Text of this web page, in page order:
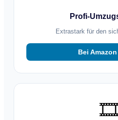
Profi-
Extrastark für den
Bei